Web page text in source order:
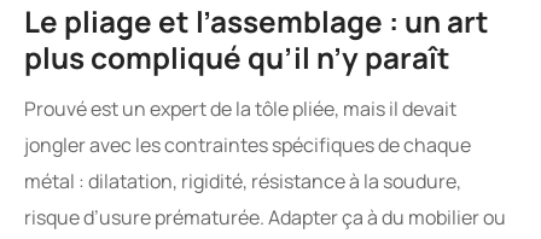
Le pliage et l’assemblage : un art
plus compliqué qu’il n’y paraît
Prouvé est un expert de la tôle pliée, mais il devait
jongler avec les contraintes spécifiques de chaque
métal : dilatation, rigidité, résistance à la soudure,
risque d’usure prématurée. Adapter ça à du mobilier ou